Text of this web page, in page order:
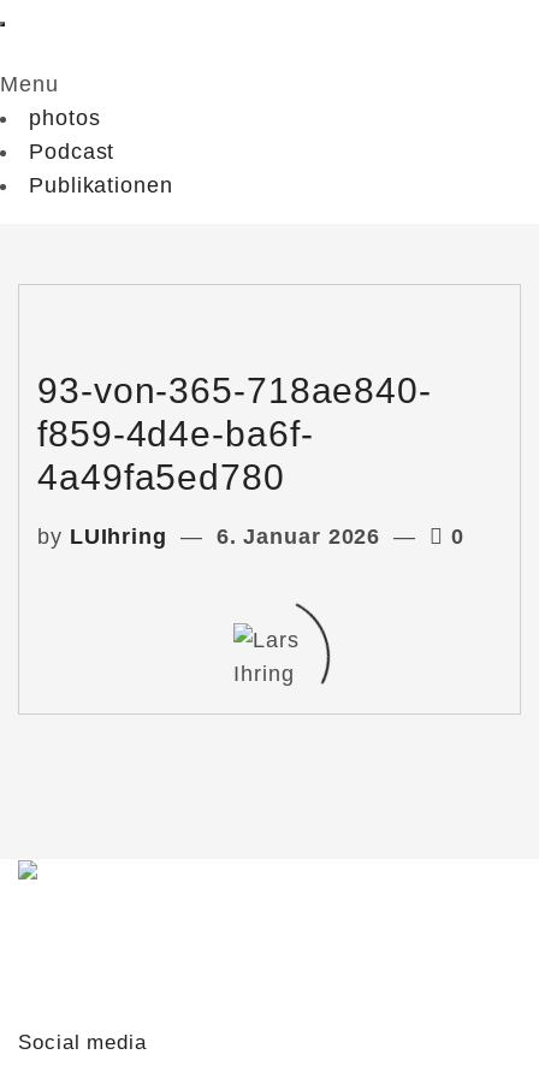
Menu
photos
Podcast
Publikationen
93-von-365-718ae840-
f859-4d4e-ba6f-
4a49fa5ed780
by LUIhring 6. Januar 2026 0
Social media